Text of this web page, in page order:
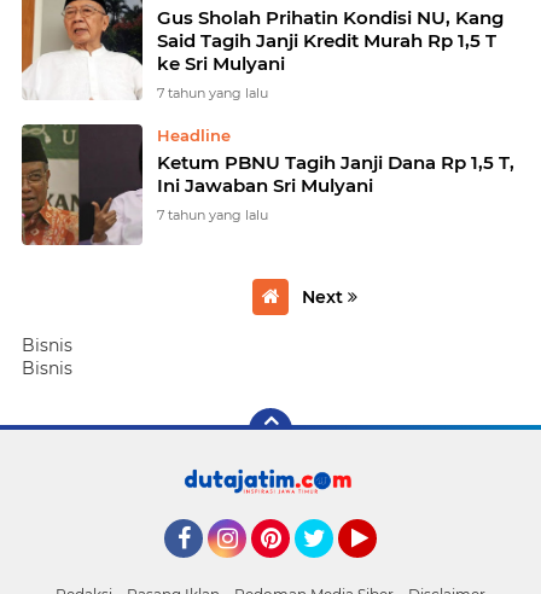
Gus Sholah Prihatin Kondisi NU, Kang
Said Tagih Janji Kredit Murah Rp 1,5 T
ke Sri Mulyani
7 tahun yang lalu
Headline
Ketum PBNU Tagih Janji Dana Rp 1,5 T,
Ini Jawaban Sri Mulyani
7 tahun yang lalu
Next
Bisnis
Bisnis